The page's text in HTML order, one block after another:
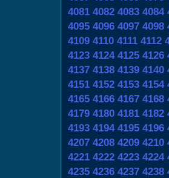
4081 4082 4083 4084
4095 4096 4097 4098
4109 4110 4111 4112
4123 4124 4125 4126
4137 4138 4139 4140
4151 4152 4153 4154
4165 4166 4167 4168
4179 4180 4181 4182
4193 4194 4195 4196
4207 4208 4209 4210
4221 4222 4223 4224
4235 4236 4237 4238